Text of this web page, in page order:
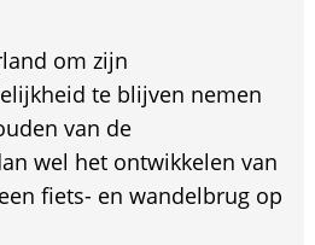
om zijn
te blijven nemen
van de
wel het ontwikkelen van
fiets- en wandelbrug op